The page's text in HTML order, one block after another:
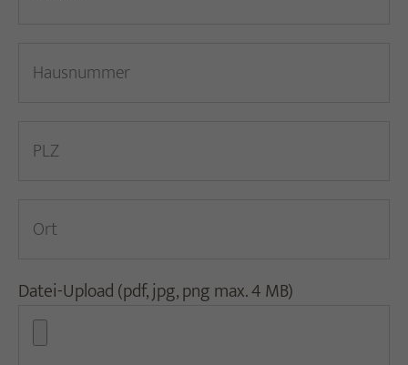
Datei-Upload (pdf, jpg, png max. 4 MB)